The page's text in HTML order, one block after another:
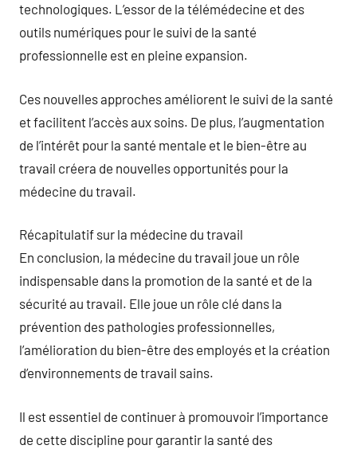
technologiques. L’essor de la télémédecine et des
outils numériques pour le suivi de la santé
professionnelle est en pleine expansion.
Ces nouvelles approches améliorent le suivi de la santé
et facilitent l’accès aux soins. De plus, l’augmentation
de l’intérêt pour la santé mentale et le bien-être au
travail créera de nouvelles opportunités pour la
médecine du travail.
Récapitulatif sur la médecine du travail
En conclusion, la médecine du travail joue un rôle
indispensable dans la promotion de la santé et de la
sécurité au travail. Elle joue un rôle clé dans la
prévention des pathologies professionnelles,
l’amélioration du bien-être des employés et la création
d’environnements de travail sains.
Il est essentiel de continuer à promouvoir l’importance
de cette discipline pour garantir la santé des